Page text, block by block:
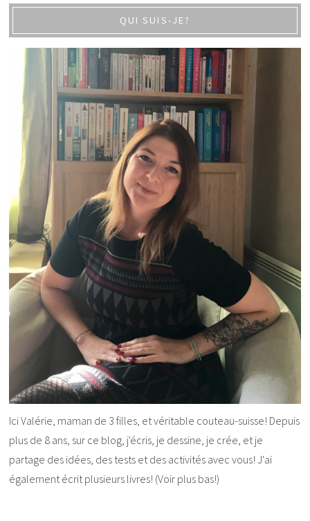
QUI SUIS-JE?
Ici Valérie, maman de 3 filles, et véritable couteau-suisse! Depuis
plus de 8 ans, sur ce blog, j'écris, je dessine, je crée, et je
partage des idées, des tests et des activités avec vous! J'ai
également écrit plusieurs livres! (Voir plus bas!)